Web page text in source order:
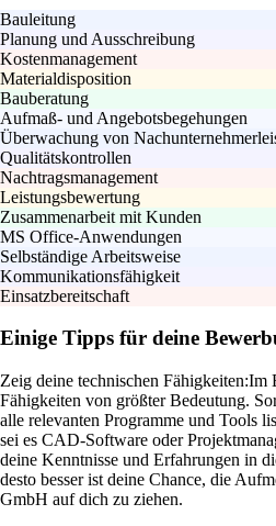
Bauleitung
Planung und Ausschreibung
Kostenmanagement
Materialdisposition
Bauberatung
Aufmaß- und Angebotsbegehungen
Überwachung von
Qualitätskontrollen
Nachtragsmanagement
Leistungsbewertung
Zusammenarbeit mit Kunden
MS Office-Anwendungen
Selbständige Arbeitsweise
Kommunikationsfähigkeit
Einsatzbereitschaft
Einige Tipps für deine
Zeig deine technischen Fähigkeiten:Im
Fähigkeiten von größter Bedeutung.
alle relevanten Programme und Tools
sei es CAD-Software oder
deine Kenntnisse und Erfahrungen in
desto besser ist deine Chance, die
GmbH auf dich zu ziehen.